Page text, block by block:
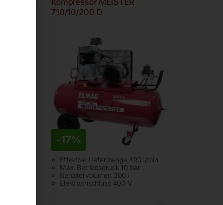
Kompressor MEISTER
710/10/200 D
-17%
Effektive Liefermenge 490 l/min
Max. Betriebsdruck 10 bar
Behältervolumen 200 l
Elektroanschluss 400 V